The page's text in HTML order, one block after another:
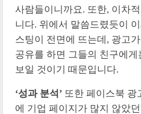
사람들이니까요. 또한, 이차
니다. 위에서 말씀드렸듯이
스팅이 전면에 뜨는데, 광고
공유를 하면 그들의 친구에게
보일 것이기 때문입니다.
‘성과 분석’ 또한 페이스북 광
에 기업 페이지가 많지 않았던